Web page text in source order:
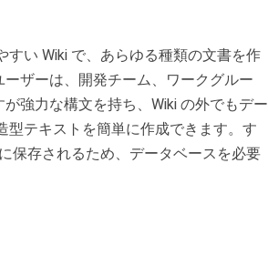
すい Wiki で、あらゆる種類の文書を作
ザーは、開発チーム、ワークグルー
強力な構文を持ち、Wiki の外でもデー
型テキストを簡単に作成できます。す
保存されるため、データベースを必要